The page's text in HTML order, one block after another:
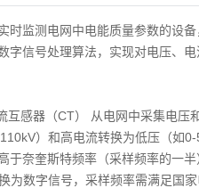
时监测电网中电能质量参数的设
字信号处理算法，实现对电压、
感器（CT） 从电网中采集电压
）和高电流转换为低压（如
于奈奎斯特频率（采样频率的一半
为数字信号，采样频率需满足国